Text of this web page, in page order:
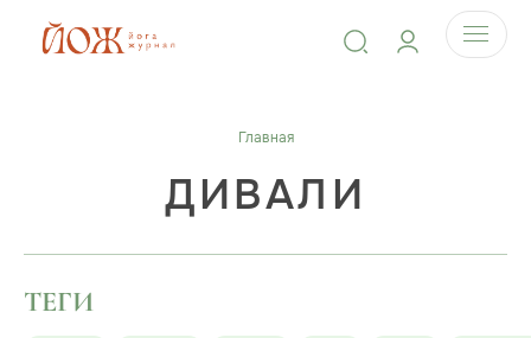
Главная
ДИВАЛИ
ТЕГИ